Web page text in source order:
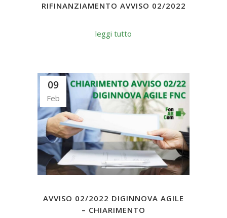
RIFINANZIAMENTO AVVISO 02/2022
leggi tutto
09
Feb
AVVISO 02/2022 DIGINNOVA AGILE
– CHIARIMENTO